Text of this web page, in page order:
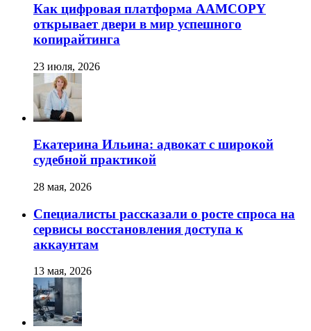
Как цифровая платформа AAMCOPY
открывает двери в мир успешного
копирайтинга
23 июля, 2026
Екатерина Ильина: адвокат с широкой
судебной практикой
28 мая, 2026
Специалисты рассказали о росте спроса на
сервисы восстановления доступа к
аккаунтам
13 мая, 2026